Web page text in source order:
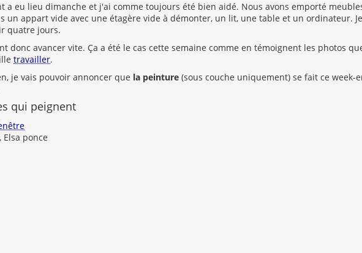
a eu lieu dimanche et j'ai comme toujours été bien aidé. Nous avons emporté
un appart vide avec une étagère vide à démonter, un lit, une table et un ordinateur.
quatre jours.
donc avancer vite. Ça a été le cas cette semaine comme en témoignent les photos
travailler.
je vais pouvoir annoncer que la peinture (sous couche uniquement) se fait ce week-
qui peignent
ponce